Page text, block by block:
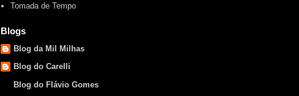
Tomada de Tempo
Blogs
Blog da Mil Milhas
Blog do Carelli
Blog do Flávio Gomes